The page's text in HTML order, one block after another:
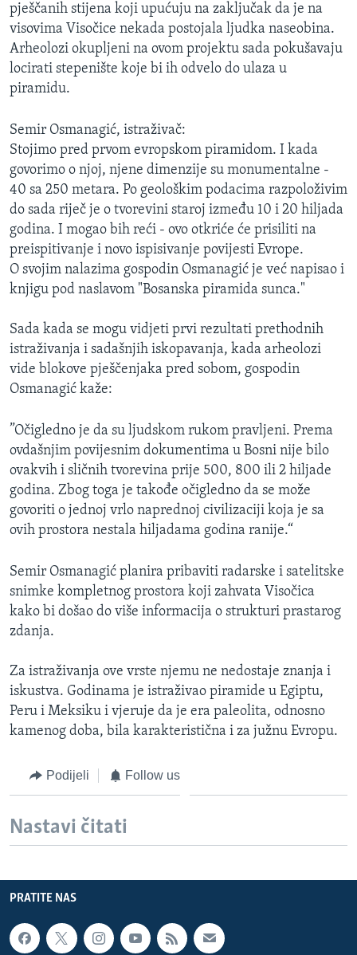
PRATITE NAS
Jezici
pješčanih stijena koji upućuju na zaključak da je na
visovima Visočice nekada postojala ljudka naseobina.
Arheolozi okupljeni na ovom projektu sada pokušavaju
locirati stepenište koje bi ih odvelo do ulaza u
piramidu.
Semir Osmanagić, istraživač:
Stojimo pred prvom evropskom piramidom. I kada
govorimo o njoj, njene dimenzije su monumentalne -
40 sa 250 metara. Po geološkim podacima razpoloživim
do sada riječ je o tvorevini staroj između 10 i 20 hiljada
godina. I mogao bih reći - ovo otkriće će prisiliti na
preispitivanje i novo ispisivanje povijesti Evrope.
O svojim nalazima gospodin Osmanagić je već napisao i
knjigu pod naslavom "Bosanska piramida sunca."
Sada kada se mogu vidjeti prvi rezultati prethodnih
istraživanja i sadašnjih iskopavanja, kada arheolozi
vide blokove pješčenjaka pred sobom, gospodin
Osmanagić kaže:
”Očigledno je da su ljudskom rukom pravljeni. Prema
ovdašnjim povijesnim dokumentima u Bosni nije bilo
ovakvih i sličnih tvorevina prije 500, 800 ili 2 hiljade
godina. Zbog toga je takođe očigledno da se može
govoriti o jednoj vrlo naprednoj civilizaciji koja je sa
ovih prostora nestala hiljadama godina ranije.“
Semir Osmanagić planira pribaviti radarske i satelitske
snimke kompletnog prostora koji zahvata Visočica
kako bi došao do više informacija o strukturi prastarog
zdanja.
Za istraživanja ove vrste njemu ne nedostaje znanja i
iskustva. Godinama je istraživao piramide u Egiptu,
Peru i Meksiku i vjeruje da je era paleolita, odnosno
kamenog doba, bila karakteristična i za južnu Evropu.
Podijeli Follow us
Nastavi čitati
PRATITE NAS